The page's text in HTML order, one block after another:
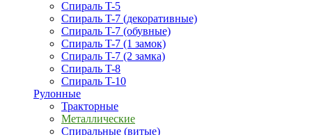
Спираль T-5
Спираль T-7 (декоративные)
Спираль T-7 (обувные)
Спираль T-7 (1 замок)
Спираль T-7 (2 замка)
Спираль T-8
Спираль T-10
Рулонные
Тракторные
Металлические
Спиральные (витые)